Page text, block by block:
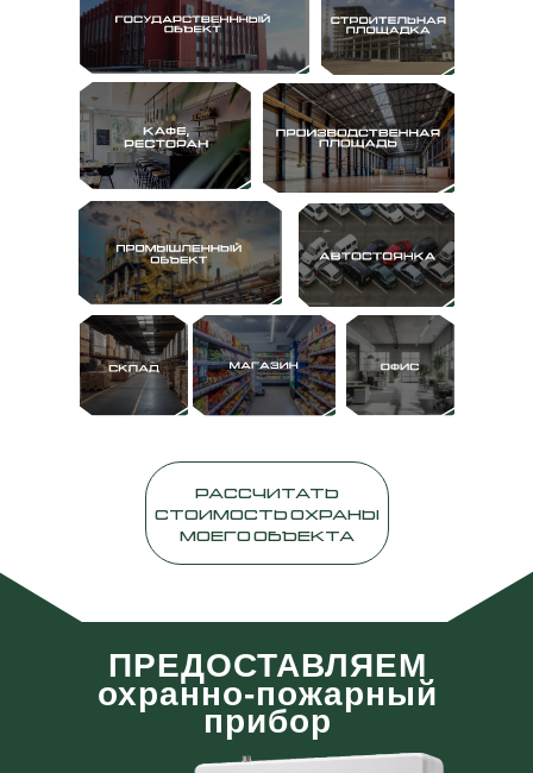
РАССЧИТАТЬ
СТОИМОСТЬ ОХРАНЫ
МОЕГО ОБЪЕКТА
ПРЕДОСТАВЛЯЕМ
прибор
охранно-пожарный